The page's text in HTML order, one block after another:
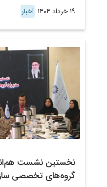
۱۹ خرداد ۱۴۰۴ اخبار
نخستین نشست
گروه‌های تخصصی